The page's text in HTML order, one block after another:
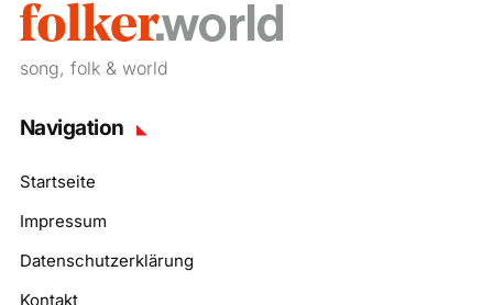
song, folk & world
Navigation
Startseite
Impressum
Datenschutzerklärung
Kontakt